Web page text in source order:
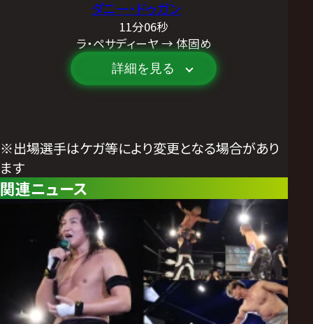
ダニー・ドゥガン
11分06秒
ラ・ペサディーヤ → 体固め
詳細を見る
※出場選手はケガ等により変更となる場合があり
ます
関連ニュース